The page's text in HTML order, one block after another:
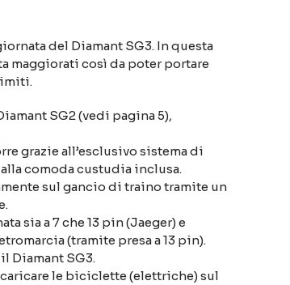
del Diamant SG3. In questa
maggiorati così da poter portare
SG2 (vedi pagina 5),
grazie all’esclusivo sistema di
comoda custudia inclusa.
sul gancio di traino tramite un
sia a 7 che 13 pin (Jaeger) e
(tramite presa a 13 pin).
Diamant SG3.
le biciclette (elettriche) sul